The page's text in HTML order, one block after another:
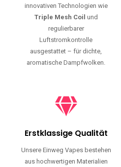
innovativen Technologien wie
Triple Mesh Coil und
regulierbarer
Luftstromkontrolle
ausgestattet – für dichte,
aromatische Dampfwolken.
Erstklassige Qualität
Unsere Einweg Vapes bestehen
aus hochwertigen Materialien